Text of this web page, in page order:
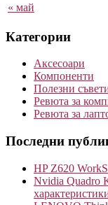
« май
Категории
Аксесоари
Компоненти
Полезни
Ревюта за
Ревюта за
Последни
HP Z620
Nvidia Quadro